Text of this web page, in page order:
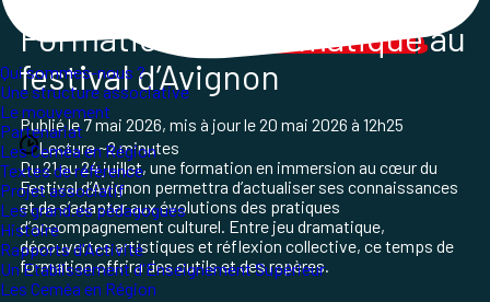
Qui sommes-nous ?
Une structure associative
Le mouvement
Partenariat
Les Ceméa en Région
Textes de référence
Projet associatif
Les grand.es pédagogues
Histoire
Rapports d'Activité
Un Etablissement d'Enseignement Supérieur
Les Ceméa en Région
Formation Jeu dramatiqueau
festival d’Avignon
Publié le7 mai 2026, mis à jour le20 mai 2026 à 12h25
Lecture ~2 minutes
Du 21 au 24 juillet, une formation en immersion au cœur du
Festival d’Avignon permettra d’actualiser ses connaissances
et de s’adapter aux évolutions des pratiques
d’accompagnement culturel. Entre jeu dramatique,
découvertes artistiques et réflexion collective, ce temps de
formation offrira des outils et des repères.